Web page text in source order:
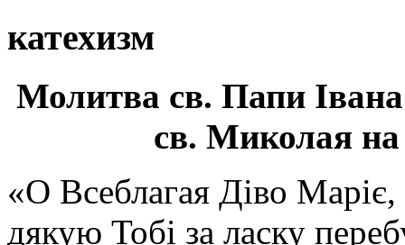
катехизм
Молитва св. Папи
св. Миколая на
«О Всеблагая Діво
дякую Тобі за ласку